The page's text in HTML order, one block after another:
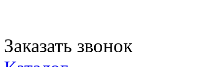
Заказать звонок